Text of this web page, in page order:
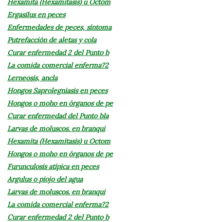
Hexamita (Hexamitasis) u Octom
Ergasilus en peces
Enfermedades de peces, síntoma
Putrefacción de aletas y cola
Curar enfermedad 2 del Punto b
La comida comercial enferma?2
Lerneosis, ancla
Hongos Saprolegniasis en peces
Hongos o moho en órganos de pe
Curar enfermedad del Punto bla
Larvas de moluscos. en branqui
Hexamita (Hexamitasis) u Octom
Hongos o moho en órganos de pe
Furunculosis atípica en peces
Argulus o piojo del agua
Larvas de moluscos. en branqui
La comida comercial enferma?2
Curar enfermedad 2 del Punto b